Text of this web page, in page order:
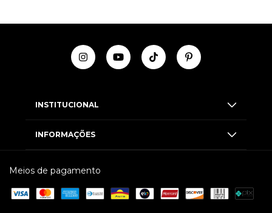
INSTITUCIONAL
INFORMAÇÕES
Meios de pagamento